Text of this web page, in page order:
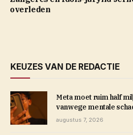
overleden
KEUZES VAN DE REDACTIE
Meta moet ruim half
vanwege mentale
augustus 7, 2026